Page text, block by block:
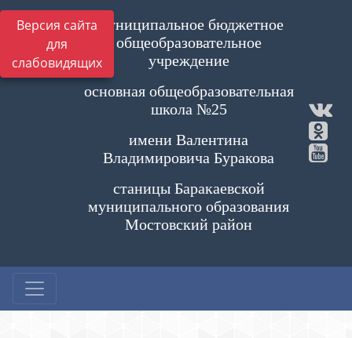
Версия сайта
для
слабовидящих
Муниципальное бюджетное
общеобразовательное
учреждение
основная общеобразовательная
школа №25
имени Валентина
Владимировича Буракова
станицы Баракаевской
муниципального образования
Мостовский район